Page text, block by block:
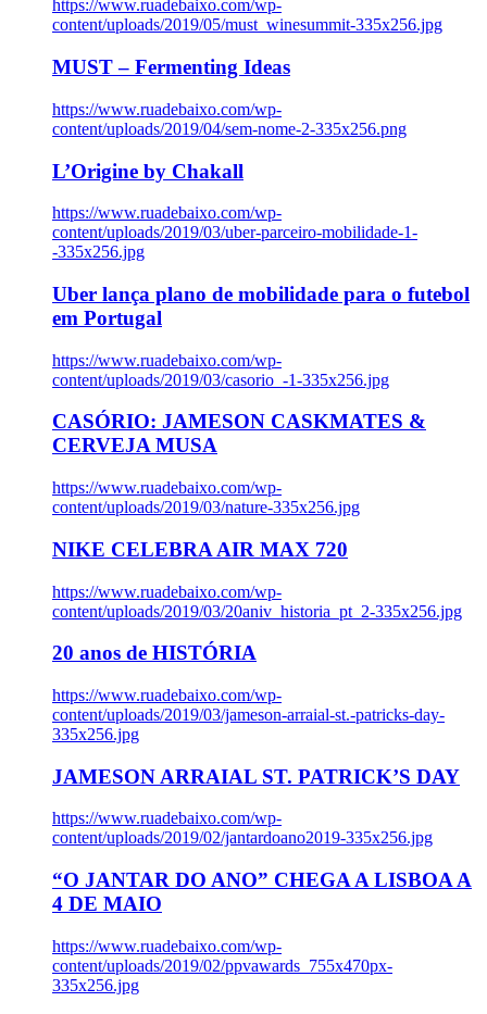
https://www.ruadebaixo.com/wp-
content/uploads/2019/05/must_winesummit-335x256.jpg
MUST – Fermenting Ideas
https://www.ruadebaixo.com/wp-
content/uploads/2019/04/sem-nome-2-335x256.png
L’Origine by Chakall
https://www.ruadebaixo.com/wp-
content/uploads/2019/03/uber-parceiro-mobilidade-1-
-335x256.jpg
Uber lança plano de mobilidade para o futebol
em Portugal
https://www.ruadebaixo.com/wp-
content/uploads/2019/03/casorio_-1-335x256.jpg
CASÓRIO: JAMESON CASKMATES &
CERVEJA MUSA
https://www.ruadebaixo.com/wp-
content/uploads/2019/03/nature-335x256.jpg
NIKE CELEBRA AIR MAX 720
https://www.ruadebaixo.com/wp-
content/uploads/2019/03/20aniv_historia_pt_2-335x256.jpg
20 anos de HISTÓRIA
https://www.ruadebaixo.com/wp-
content/uploads/2019/03/jameson-arraial-st.-patricks-day-
335x256.jpg
JAMESON ARRAIAL ST. PATRICK’S DAY
https://www.ruadebaixo.com/wp-
content/uploads/2019/02/jantardoano2019-335x256.jpg
“O JANTAR DO ANO” CHEGA A LISBOA A
4 DE MAIO
https://www.ruadebaixo.com/wp-
content/uploads/2019/02/ppvawards_755x470px-
335x256.jpg